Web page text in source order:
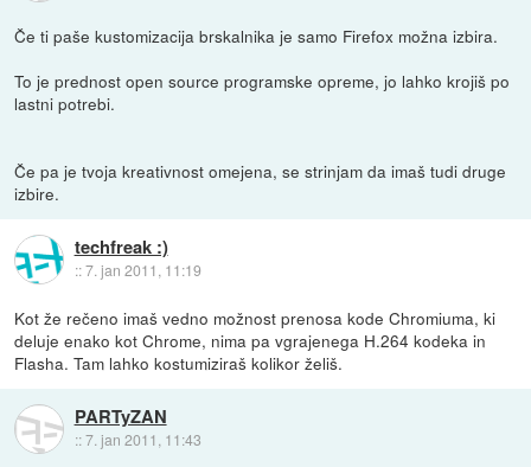
Če ti paše kustomizacija brskalnika je samo Firefox možna izbira.
To je prednost open source programske opreme, jo lahko krojiš po
lastni potrebi.
Če pa je tvoja kreativnost omejena, se strinjam da imaš tudi druge
izbire.
techfreak :)
::7. jan 2011, 11:19
Kot že rečeno imaš vedno možnost prenosa kode Chromiuma, ki
deluje enako kot Chrome, nima pa vgrajenega H.264 kodeka in
Flasha. Tam lahko kostumiziraš kolikor želiš.
PARTyZAN
::7. jan 2011, 11:43